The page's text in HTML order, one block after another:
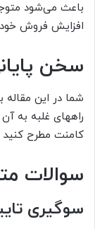
باعث می‌شود
افزایش فروش
سخن
شما در این مقاله
راههای غلبه به
کامنت مطرح
سوالات
سوگیری